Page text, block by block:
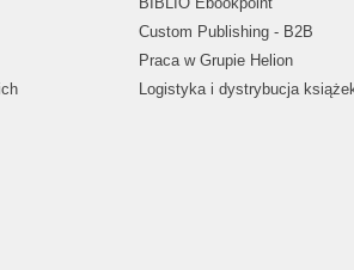
Custom Publishing - B2B
Praca w Grupie Helion
Logistyka i dystrybucja